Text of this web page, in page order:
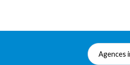
Agences